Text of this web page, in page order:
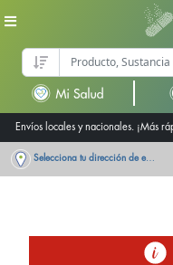
Envíos locales y nacionales. ¡Más
Selecciona tu dirección de entrega